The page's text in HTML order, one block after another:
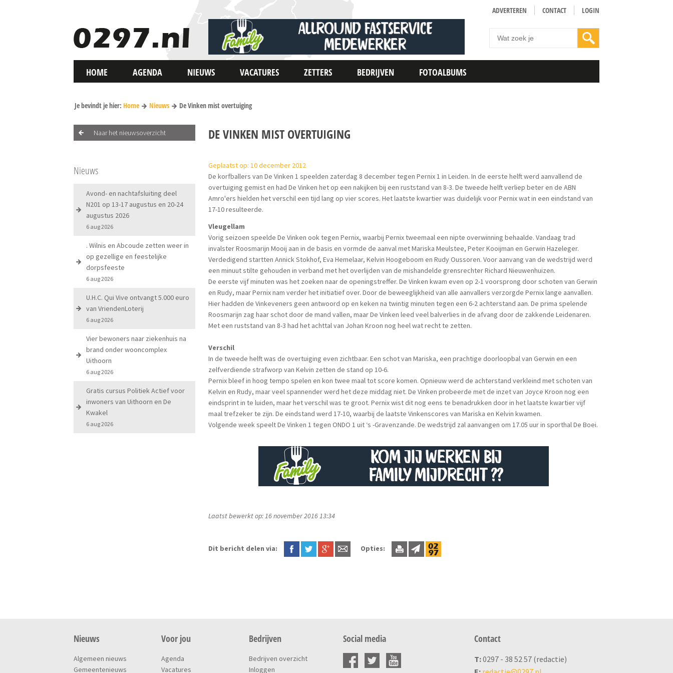
ADVERTEREN CONTACT LOGIN
HOME AGENDA NIEUWS VACATURES ZETTERS BEDRIJVEN FOTOALBUMS
Je bevindt je hier: Home Nieuws De Vinken mist overtuiging
Naar het nieuwsoverzicht
Nieuws
Avond- en nachtafsluiting deel
N201 op 13-17 augustus en 20-24
augustus 2026
6 aug 2026
. Wilnis en Abcoude zetten weer in
op gezellige en feestelijke
dorpsfeeste
6 aug 2026
U.H.C. Qui Vive ontvangt 5.000 euro
van VriendenLoterij
6 aug 2026
Vier bewoners naar ziekenhuis na
brand onder wooncomplex
Uithoorn
6 aug 2026
Gratis cursus Politiek Actief voor
inwoners van Uithoorn en De
Kwakel
6 aug 2026
DE VINKEN MIST OVERTUIGING
Geplaatst op: 10 december 2012
De korfballers van De Vinken 1 speelden zaterdag 8 december tegen Pernix 1 in Leiden. In de eerste helft werd aanvallend de
overtuiging gemist en had De Vinken het op een nakijken bij een ruststand van 8-3. De tweede helft verliep beter en de ABN
Amro'ers hielden het verschil een tijd lang op vier scores. Het laatste kwartier was duidelijk voor Pernix wat in een eindstand van
17-10 resulteerde.
Vleugellam
Vorig seizoen speelde De Vinken ook tegen Pernix, waarbij Pernix tweemaal een nipte overwinning behaalde. Vandaag trad
invalster Roosmarijn Mooij aan in de basis en vormde de aanval met Mariska Meulstee, Peter Kooijman en Gerwin Hazeleger.
Verdedigend startten Annick Stokhof, Eva Hemelaar, Kelvin Hoogeboom en Rudy Oussoren. Voor aanvang van de wedstrijd werd
een minuut stilte gehouden in verband met het overlijden van de mishandelde grensrechter Richard Nieuwenhuizen.
De eerste vijf minuten was het zoeken naar de openingstreffer. De Vinken kwam even op 2-1 voorsprong door schoten van Gerwin
en Rudy, maar Pernix nam verder het initiatief over. Door de beweeglijkheid van alle aanvallers verzorgde Pernix lange aanvallen.
Hier hadden de Vinkeveners geen antwoord op en keken na twintig minuten tegen een 6-2 achterstand aan. De prima spelende
Roosmarijn zag haar schot door de mand vallen, maar De Vinken leed veel balverlies in de afvang door de zakkende Leidenaren.
Met een ruststand van 8-3 had het achttal van Johan Kroon nog heel wat recht te zetten.
Verschil
In de tweede helft was de overtuiging even zichtbaar. Een schot van Mariska, een prachtige doorloopbal van Gerwin en een
zelfverdiende strafworp van Kelvin zetten de stand op 10-6.
Pernix bleef in hoog tempo spelen en kon twee maal tot score komen. Opnieuw werd de achterstand verkleind met schoten van
Kelvin en Rudy, maar veel spannender werd het deze middag niet. De Vinken probeerde met de inzet van Joyce Kroon nog een
eindsprint in te luiden, maar het verschil was te groot. Pernix wist dit nog eens te benadrukken door in het laatste kwartier vijf
maal trefzeker te zijn. De eindstand werd 17-10, waarbij de laatste Vinkenscores van Mariska en Kelvin kwamen.
Volgende week speelt De Vinken 1 tegen ONDO 1 uit ‘s -Gravenzande. De wedstrijd zal aanvangen om 17.05 uur in sporthal De Boei.
Laatst bewerkt op: 16 november 2016 13:34
Dit bericht delen via: Opties:
Nieuws
Algemeen nieuws
Gemeentenieuws
Voor jou
Agenda
Vacatures
Bedrijven
Bedrijven overzicht
Inloggen
Social media Contact
T:0297 - 38 52 57 (redactie)